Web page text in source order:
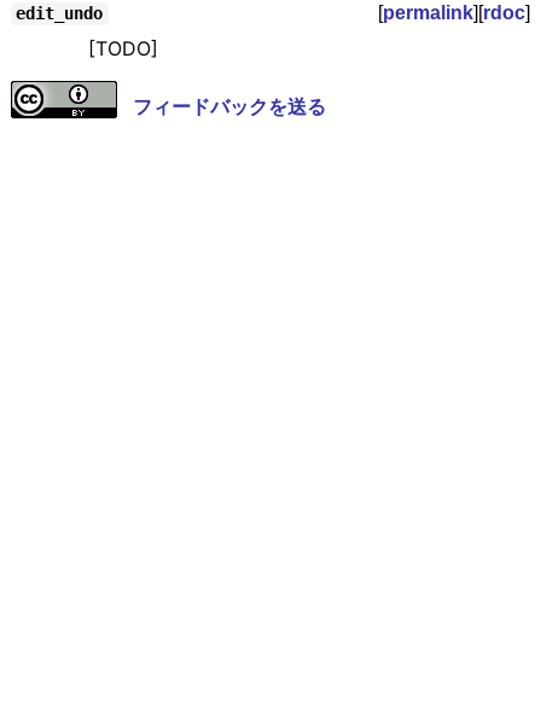
edit_undo [permalink][rdoc]
[TODO]
フィードバックを送る